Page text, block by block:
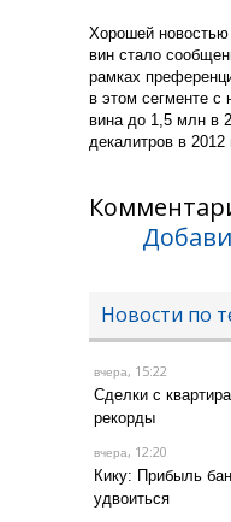
Хорошей новостью
вин стало
рамках
в этом сегменте с
вина до 1,5 млн в
декалитров в 2012
Новости по
вчера, 15:22
Сделки с
рекорды
вчера, 12:20
Кику: Прибыль
удвоиться